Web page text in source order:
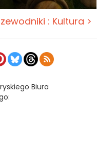
: Kultura >
Biura